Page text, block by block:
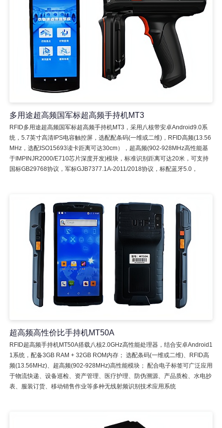
多用途超高频国军标超高频手持机MT3
RFID多用途超高频国军标超高频手持机MT3，采用八核带安卓Android9.0系
统，5.7英寸高清IPS电容触控屏，选配配条码(一维或二维)，RFID高频(13.56
MHz，选配ISO15693读卡距离可达30cm），超高频(902-928MHz高性能基
于IMPINJR2000/E710芯片深度开发)模块，标准识别距离可达20米，可支持
国标GB29768协议，军标GJB7377.1A-2011/2018协议，标配蓝牙5.0，
超高频高性价比手持机MT50A
RFID超高频手持机MT50A搭载八核2.0GHz高性能处理器，结合安卓Android1
1系统，配备3GB RAM + 32GB ROM内存； 选配条码(一维或二维)、RFID高
频(13.56MHz)、超高频(902-928MHz)高性能模块； 配合电子标签可广泛应用
于物流快递、设备巡检、资产管理、医疗护理、防伪溯源、产品质检、水电抄
表、服装订货、移动销售作业等多种无线射频识别技术应用系统